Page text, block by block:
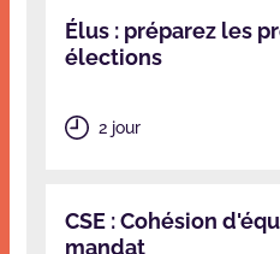
Élus : préparez les
élections
2 jour
CSE : Cohésion
mandat